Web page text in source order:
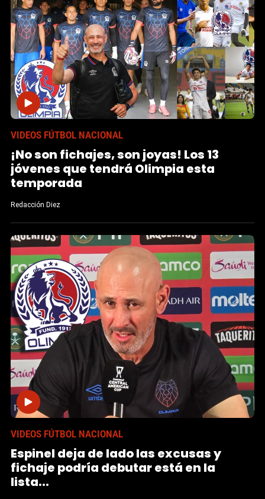
VIDEOS FÚTBOL NACIONAL
¡No son fichajes, son joyas! Los 13
jóvenes que tendrá Olimpia esta
temporada
Redacción Diez
VIDEOS FÚTBOL NACIONAL
Espinel deja de lado las excusas y
fichaje podría debutar está en la
lista...